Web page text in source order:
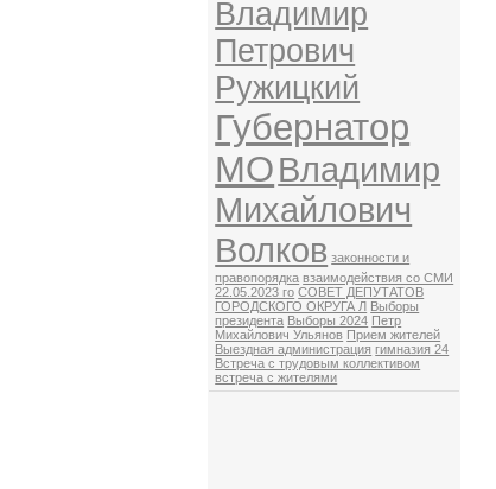
Владимир
Петрович
Ружицкий
Губернатор
МОВладимир
Михайлович
Волков законности и
правопорядка взаимодействия со СМИ
22.05.2023 го СОВЕТ ДЕПУТАТОВ
ГОРОДСКОГО ОКРУГА Л Выборы
президента Выборы 2024 Петр
Михайлович Ульянов Прием жителей
Выездная администрация гимназия 24
Встреча с трудовым коллективом
встреча с жителями